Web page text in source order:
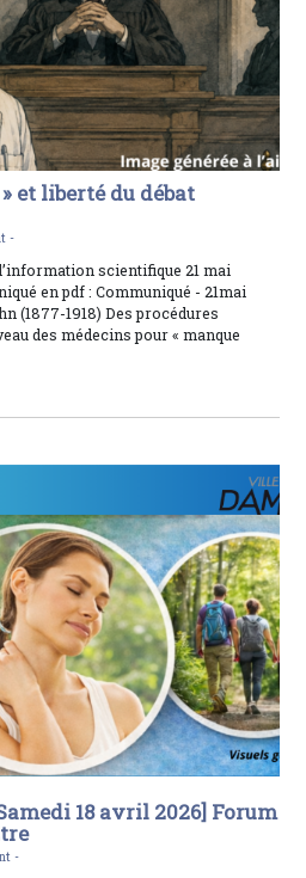
et liberté du débat
-
scientifique 21 mai
en pdf : Communiqué - 21mai
(1877-1918) Des procédures
des médecins pour « manque
18 avril 2026] Forum
-